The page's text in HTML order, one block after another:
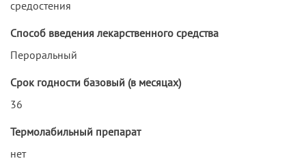
средостения
Способ введения лекарственного средства
Пероральный
Срок годности базовый (в месяцах)
36
Термолабильный препарат
нет